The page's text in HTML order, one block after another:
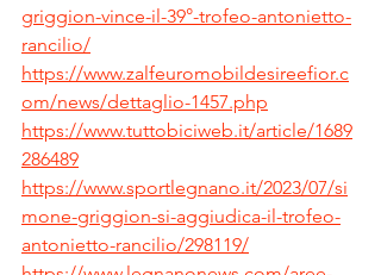
griggion-vince-il-39°-trofeo-antonietto-
rancilio/
https://www.zalfeuromobildesireefior.c
om/news/dettaglio-1457.php
https://www.tuttobiciweb.it/article/1689
286489
https://www.sportlegnano.it/2023/07/si
mone-griggion-si-aggiudica-il-trofeo-
antonietto-rancilio/298119/